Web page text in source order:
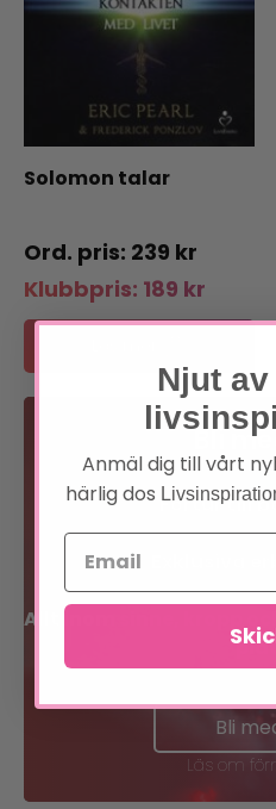
Solomon talar
239 kr
Klubbpris: 189 kr
Bli
Förtur till
Allt inom sinne, kropp
Bli
Läs om
Njut
Anmäl dig till vårt
härlig dos